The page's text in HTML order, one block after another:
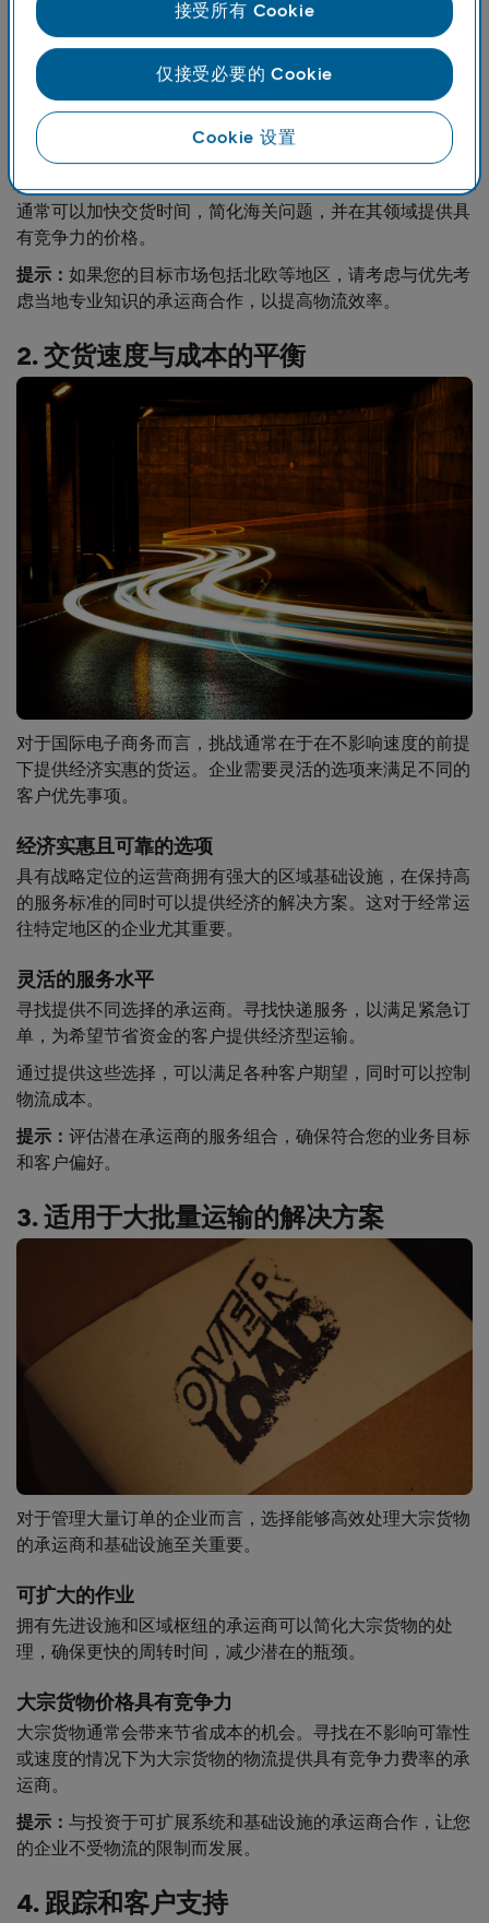
营区域特有的季节性挑战。对于运往北欧的企业而言，选择
对北欧市场有较多了解的承运商意味着延误更少并且交货更
可靠。
全球与本地选项的比较
全球承运商具有广泛的全球网络，提供一致的服务，但可能
缺乏区域承运商能够提供的定制化解决方案。当地专业公司
通常可以加快交货时间，简化海关问题，并在其领域提供具
有竞争力的价格。
提示： 如果您的目标市场包括北欧等地区，请考虑与优先考
虑当地专业知识的承运商合作，以提高物流效率。
2. 交货速度与成本的平衡
对于国际电子商务而言，挑战通常在于在不影响速度的前提
下提供经济实惠的货运。企业需要灵活的选项来满足不同的
客户优先事项。
经济实惠且可靠的选项
具有战略定位的运营商拥有强大的区域基础设施，在保持高
的服务标准的同时可以提供经济的解决方案。这对于经常运
往特定地区的企业尤其重要。
灵活的服务水平
寻找提供不同选择的承运商。寻找快递服务，以满足紧急订
单，为希望节省资金的客户提供经济型运输。
通过提供这些选择，可以满足各种客户期望，同时可以控制
物流成本。
提示： 评估潜在承运商的服务组合，确保符合您的业务目标
和客户偏好。
3. 适用于大批量运输的解决方案
对于管理大量订单的企业而言，选择能够高效处理大宗货物
的承运商和基础设施至关重要。
可扩大的作业
拥有先进设施和区域枢纽的承运商可以简化大宗货物的处
理，确保更快的周转时间，减少潜在的瓶颈。
大宗货物价格具有竞争力
大宗货物通常会带来节省成本的机会。寻找在不影响可靠性
或速度的情况下为大宗货物的物流提供具有竞争力费率的承
运商。
提示： 与投资于可扩展系统和基础设施的承运商合作，让您
的企业不受物流的限制而发展。
4. 跟踪和客户支持
Cookie 设置
仅接受必要的 Cookie
接受所有 Cookie